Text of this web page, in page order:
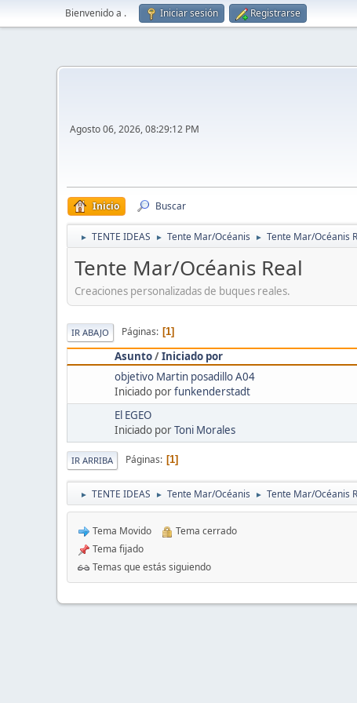
Bienvenido a . Iniciar sesión Registrarse
Agosto 06, 2026, 08:29:12 PM
Inicio Buscar
► TENTE IDEAS ► Tente Mar/Océanis ► Tente Mar/Océanis
Tente Mar/Océanis Real
Creaciones personalizadas de buques reales.
IR ABAJO Páginas 1
Asunto/Iniciado por
objetivo Martin posadillo A04
Iniciado porfunkenderstadt
El EGEO
Iniciado porToni Morales
IR ARRIBA Páginas 1
► TENTE IDEAS ► Tente Mar/Océanis ► Tente Mar/Océanis
Tema Movido
Tema cerrado
Tema fijado
Temas que estás siguiendo